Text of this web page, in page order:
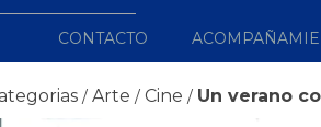
CONTACTO
/ Arte / Cine / Un verano